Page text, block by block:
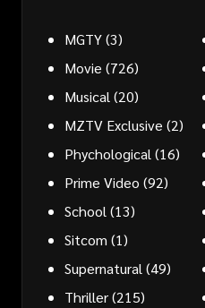
MGTY(3)
Movie (726)
Musical(20)
MZTV Exclusive (2)
Phychological(16)
Prime Video (92)
School(13)
Sitcom (1)
Supernatural(49)
Thriller(215)